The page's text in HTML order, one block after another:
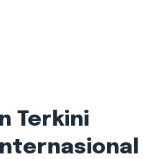
Terkini